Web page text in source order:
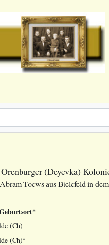
(Deyevka)
Toews aus Bielefeld in
Geburtsort*
(Ch)
(Ch)*